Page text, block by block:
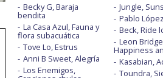
Becky G, Baraja
bendita
La Casa Azul, Fauna y
flora subacuática
Tove Lo, Estrus
Anni B Sweet, Alegría
Los Enemigos,
Jungle,
Pablo
Beck, Ride
Leon
Happiness
Kasabian,
Toundra,